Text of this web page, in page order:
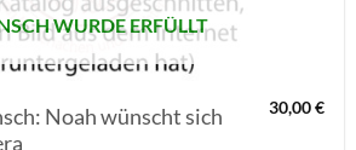
WURDE ERFÜLLT
Noah wünscht sich
30,00€